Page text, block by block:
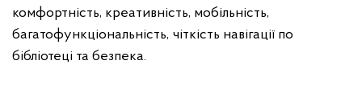
комфортність, креативність, мобільність,
багатофункціональність, чіткість навігації по
бібліотеці та безпека.